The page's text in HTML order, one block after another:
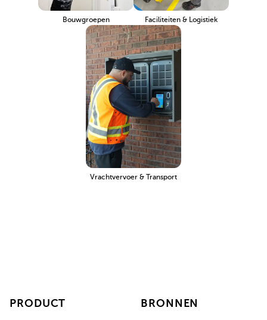
Bouwgroepen Faciliteiten & Logistiek
Vrachtvervoer & Transport
PRODUCT BRONNEN